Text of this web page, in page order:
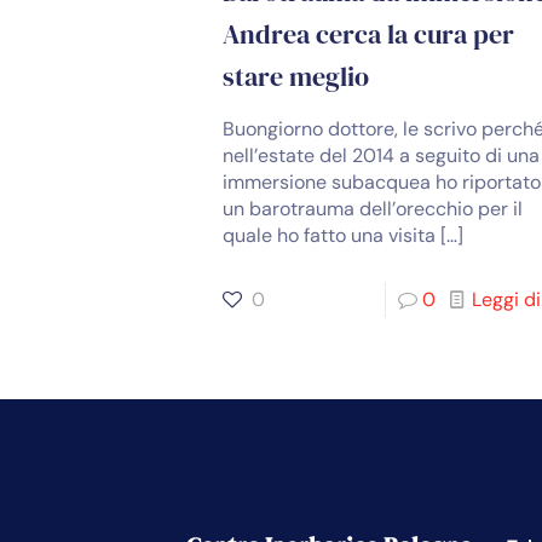
Andrea cerca la cura per
stare meglio
Buongiorno dottore, le scrivo
nell’estate del 2014 a seguito di una
immersione subacquea ho riportato
un barotrauma dell’orecchio per il
quale ho fatto una visita […]
0 0 Leggi